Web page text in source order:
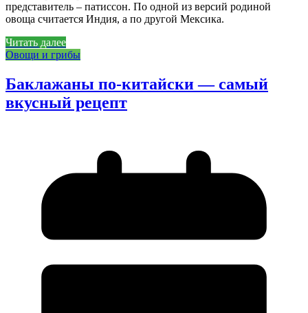
представитель – патиссон. По одной из версий родиной
овоща считается Индия, а по другой Мексика.
Читать далее
Овощи и грибы
Баклажаны по-китайски — самый
вкусный рецепт